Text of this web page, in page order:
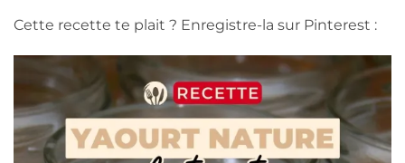
Cette recette te plait ? Enregistre-la sur Pinterest :